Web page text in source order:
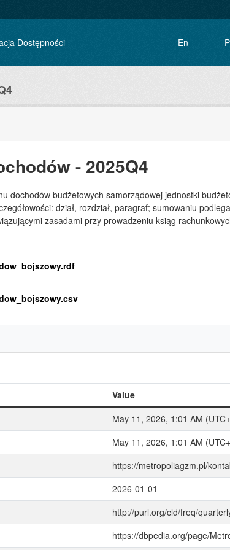
Dostępności En
- 2025Q4
dochodów budżetowych samorządowej jednostki
dział, rozdział, paragraf; sumowaniu
zasadami przy prowadzeniu ksiąg
Value
May 11, 2026, 1:01 AM
May 11, 2026, 1:01 AM
https://metropoliagzm.pl/
2026-01-01
http://purl.org/cld/freq/
https://dbpedia.org/page/